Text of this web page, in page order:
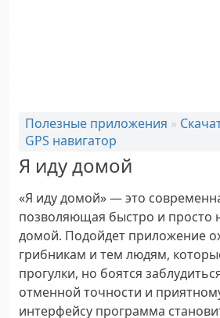
Полезные приложения »
GPS навигатор
Я иду домой
«Я иду домой» — это
позволяющая быстро и просто
домой. Подойдет приложение
грибникам и тем людям,
прогулки, но боятся
отменной точности и
интерфейсу программа